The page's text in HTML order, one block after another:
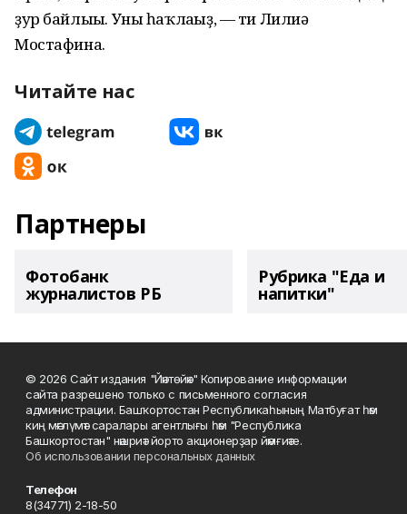
ҙур байлығы. Уны һаҡлағыҙ, — ти Лилиә
Мостафина.
Читайте нас
Партнеры
Фотобанк
журналистов РБ
Рубрика "Еда и
напитки"
© 2026 Сайт издания "Йәнтөйәк" Копирование информации
сайта разрешено только с письменного согласия
администрации. Башҡортостан Республикаһының Матбуғат һәм
киң мәғлүмәт саралары агентлығы һәм "Республика
Башкортостан" нәшриәт йорто акционерҙар йәмғиәте.
Об использовании персональных данных
Телефон
8(34771) 2-18-50